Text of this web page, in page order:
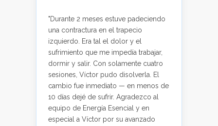
"Durante 2 meses estuve padeciendo
una contractura en el trapecio
izquierdo. Era tal el dolor y el
sufrimiento que me impedía trabajar,
dormir y salir. Con solamente cuatro
sesiones, Víctor pudo disolverla. El
cambio fue inmediato — en menos de
10 días dejé de sufrir. Agradezco al
equipo de Energía Esencial y en
especial a Víctor por su avanzado